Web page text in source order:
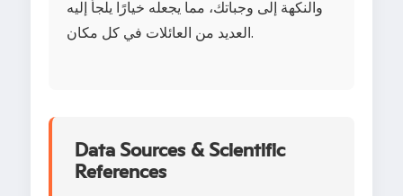
والنكهة إلى وجباتك، مما يجعله خيارًا يلجأ إليه
العديد من العائلات في كل مكان.
Data Sources & Scientific
References